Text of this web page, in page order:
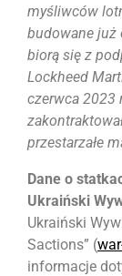
myśliwców
budowane już
biorą się z
Lockheed
czerwca 2023
przestarzałe
Dane o
Ukraiński
Ukraiński
Sactions” (
informacje